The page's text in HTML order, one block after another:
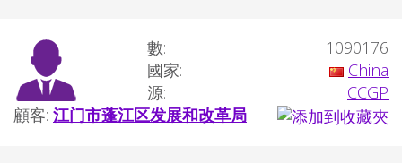
數:
1090176
國家:
China
源:
CCGP
顧客: 江门市蓬江区发展和改革局